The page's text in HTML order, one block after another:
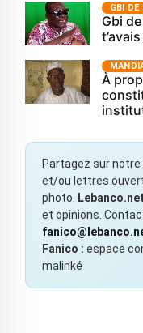
GBI DE
Gbi
À
Partagez sur notre
et/ou lettres
photo.
Lebanco.net
et opinions.
Fanico : espace
malinké